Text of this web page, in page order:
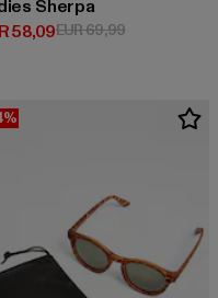
84,99
Sherpa
58,09Preis: EUR 58,09
EUR 69,99Aktionspreis: